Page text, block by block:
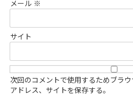
メール ※
サイト
次回のコメントで使用するためブラ
アドレス、サイトを保存する。